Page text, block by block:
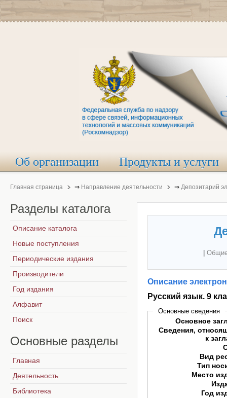
Об организации Продукты и услуги
Главная страница ⇒ Направление деятельности ⇒ Депозитарий
Описание
Русский язык. 9
Основные сведения
Основное
Сведения,
к
Вид
Тип
Место
Год
Разделы каталога
Описание каталога
Новые поступления
Периодические издания
Производители
Год издания
Алфавит
Поиск
Основные разделы
Главная
Деятельность
Библиотека